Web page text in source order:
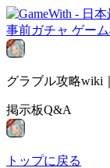
事前ガチャ ゲー
グラブル攻略wiki
掲示板Q&A
トップに戻る